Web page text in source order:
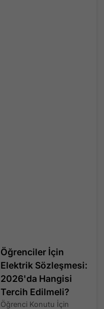
Öğrenciler İçin
Elektrik Sözleşmesi:
2026'da Hangisi
Tercih Edilmeli?
Öğrenci Konutu İçin